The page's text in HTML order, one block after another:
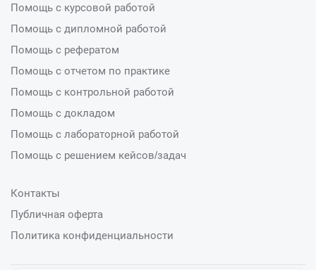
Помощь с курсовой работой
Помощь с дипломной работой
Помощь с рефератом
Помощь с отчетом по практике
Помощь с контрольной работой
Помощь с докладом
Помощь с лабораторной работой
Помощь с решением кейсов/задач
Контакты
Публичная оферта
Политика конфиденциальности